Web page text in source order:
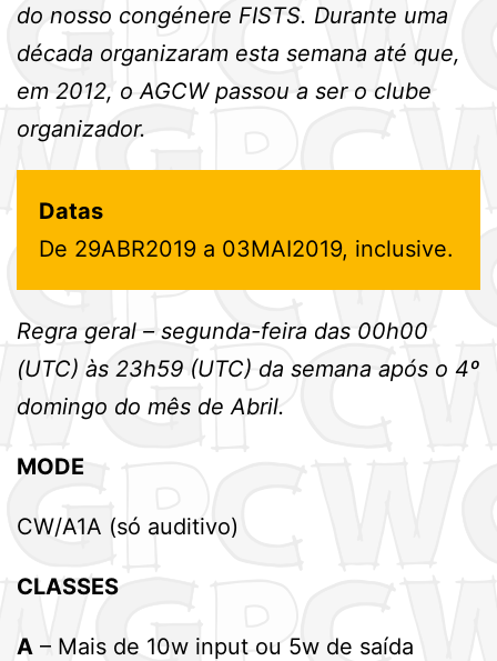
do nosso congénere FISTS. Durante uma
década organizaram esta semana até que,
em 2012, o AGCW passou a ser o clube
organizador.
Datas
De 29ABR2019 a 03MAI2019, inclusive.
Regra geral – segunda-feira das 00h00
(UTC) às 23h59 (UTC) da semana após o 4º
domingo do mês de Abril.
MODE
CW/A1A (só auditivo)
CLASSES
A – Mais de 10w input ou 5w de saída